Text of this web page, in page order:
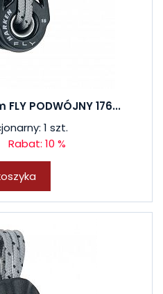
FLY PODWÓJNY 176...
1 szt.
Rabat: 10 %